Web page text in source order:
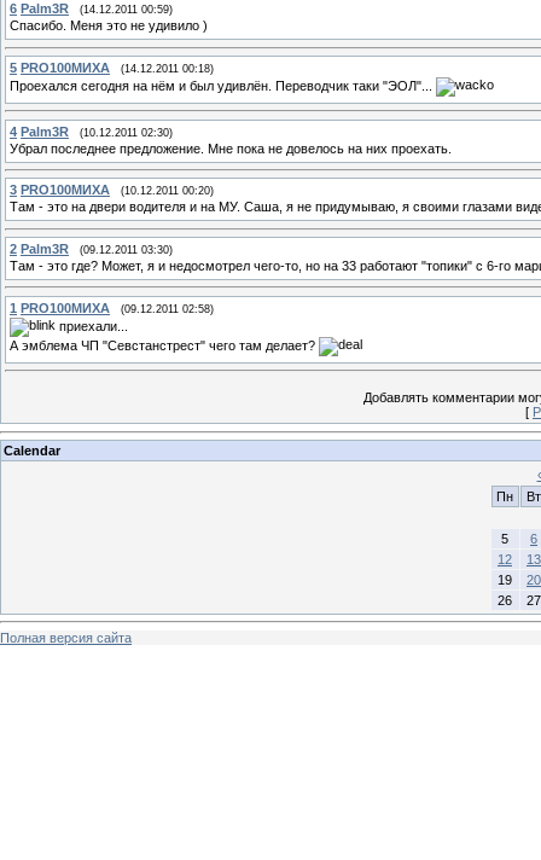
6 Palm3R (14.12.2011 00:59)
Спасибо. Меня это не удивило )
5 PRO100МИХА (14.12.2011 00:18)
Проехался сегодня на нём и был удивлён. Переводчик таки "ЭОЛ"...
4 Palm3R (10.12.2011 02:30)
Убрал последнее предложение. Мне пока не довелось на них проехать.
3 PRO100МИХА (10.12.2011 00:20)
Там - это на двери водителя и на МУ. Саша, я не придумываю, я своими глазами
2 Palm3R (09.12.2011 03:30)
Там - это где? Может, я и недосмотрел чего-то, но на 33 работают "топики" с 6-го
1 PRO100МИХА (09.12.2011 02:58)
приехали...
А эмблема ЧП "Севстанстрест" чего там делает?
Добавлять комментарии
[
Calendar
Пн
Вт
5
6
12
13
19
20
26
27
Полная версия сайта